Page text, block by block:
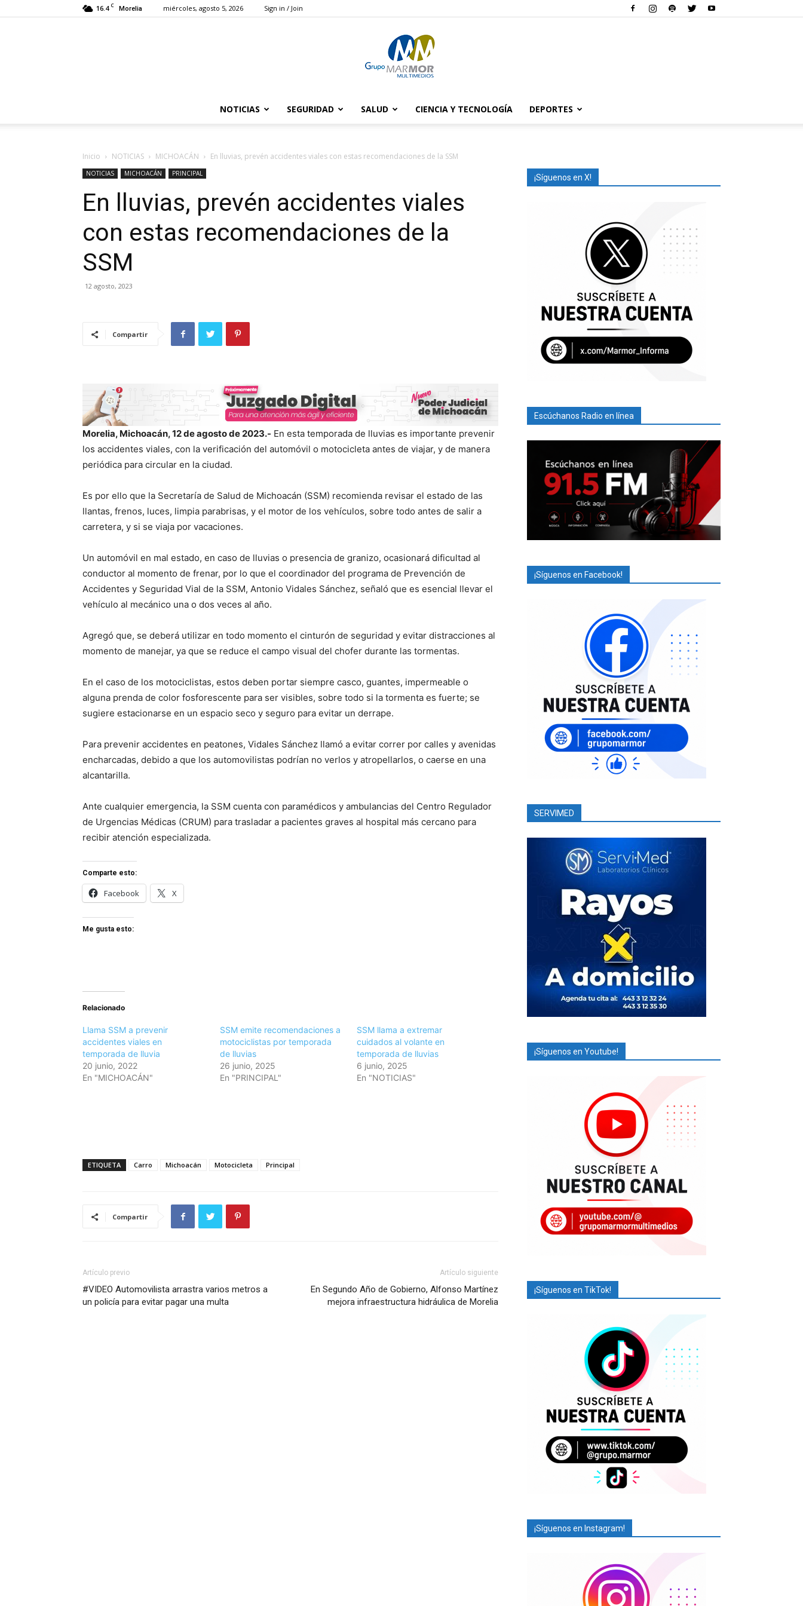
16.4 C Morelia miércoles, agosto 5, 2026 Sign in / Join
Marmor
NOTICIAS SEGURIDAD SALUD CIENCIA Y TECNOLOGÍA DEPORTES
Inicio NOTICIAS MICHOACÁN En lluvias, prevén accidentes viales con estas recomendaciones de la SSM
NOTICIAS MICHOACÁN PRINCIPAL
En lluvias, prevén accidentes viales
con estas recomendaciones de la
SSM
12 agosto, 2023
Compartir
Morelia, Michoacán, 12 de agosto de 2023.- En esta temporada de lluvias es importante prevenir
los accidentes viales, con la verificación del automóvil o motocicleta antes de viajar, y de manera
periódica para circular en la ciudad.
Es por ello que la Secretaría de Salud de Michoacán (SSM) recomienda revisar el estado de las
llantas, frenos, luces, limpia parabrisas, y el motor de los vehículos, sobre todo antes de salir a
carretera, y si se viaja por vacaciones.
Un automóvil en mal estado, en caso de lluvias o presencia de granizo, ocasionará dificultad al
conductor al momento de frenar, por lo que el coordinador del programa de Prevención de
Accidentes y Seguridad Vial de la SSM, Antonio Vidales Sánchez, señaló que es esencial llevar el
vehículo al mecánico una o dos veces al año.
Agregó que, se deberá utilizar en todo momento el cinturón de seguridad y evitar distracciones al
momento de manejar, ya que se reduce el campo visual del chofer durante las tormentas.
En el caso de los motociclistas, estos deben portar siempre casco, guantes, impermeable o
alguna prenda de color fosforescente para ser visibles, sobre todo si la tormenta es fuerte; se
sugiere estacionarse en un espacio seco y seguro para evitar un derrape.
Para prevenir accidentes en peatones, Vidales Sánchez llamó a evitar correr por calles y avenidas
encharcadas, debido a que los automovilistas podrían no verlos y atropellarlos, o caerse en una
alcantarilla.
Ante cualquier emergencia, la SSM cuenta con paramédicos y ambulancias del Centro Regulador
de Urgencias Médicas (CRUM) para trasladar a pacientes graves al hospital más cercano para
recibir atención especializada.
Comparte esto:
Facebook X
Me gusta esto:
Relacionado
Llama SSM a prevenir
accidentes viales en
temporada de lluvia
20 junio, 2022
En "MICHOACÁN"
SSM emite recomendaciones a
motociclistas por temporada
de lluvias
26 junio, 2025
En "PRINCIPAL"
SSM llama a extremar
cuidados al volante en
temporada de lluvias
6 junio, 2025
En "NOTICIAS"
ETIQUETA Carro Michoacán Motocicleta Principal
Compartir
Artículo previo
#VIDEO Automovilista arrastra varios metros a
un policía para evitar pagar una multa
Artículo siguiente
En Segundo Año de Gobierno, Alfonso Martínez
mejora infraestructura hidráulica de Morelia
¡Síguenos en X!
Escúchanos Radio en línea
¡Síguenos en Facebook!
SERVIMED
¡Síguenos en Youtube!
¡Síguenos en TikTok!
¡Síguenos en Instagram!